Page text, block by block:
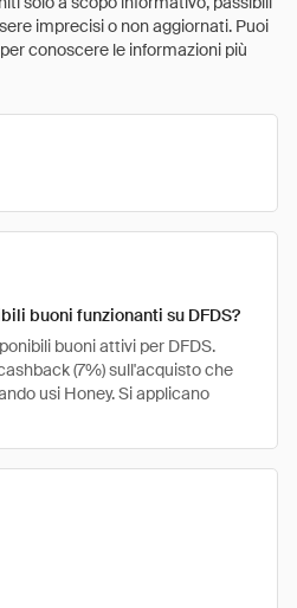
imprecisi o non aggiornati. Puoi
conoscere le informazioni più
buoni funzionanti su DFDS?
buoni attivi per DFDS.
(7%) sull'acquisto che
usi Honey. Si applicano